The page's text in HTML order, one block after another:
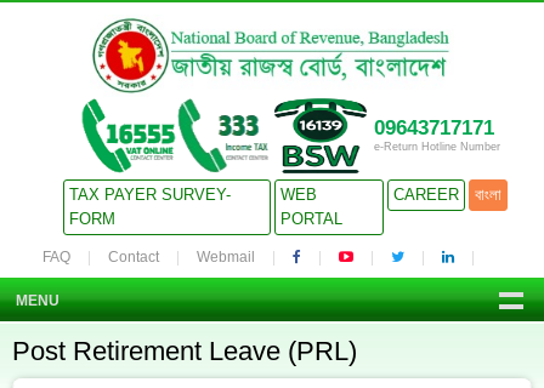
09643717171
e-Return Hotline Number
TAX PAYER SURVEY-
FORM
WEB
PORTAL
CAREER বাংলা
FAQ Contact Webmail
MENU
Post Retirement Leave (PRL)